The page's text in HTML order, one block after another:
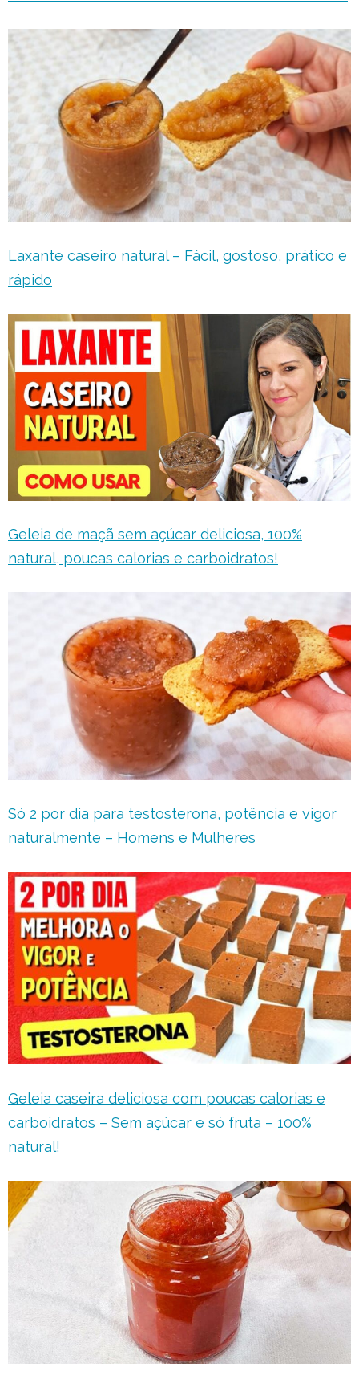
Laxante caseiro natural – Fácil, gostoso, prático e
rápido
Geleia de maçã sem açúcar deliciosa, 100%
natural, poucas calorias e carboidratos!
Só 2 por dia para testosterona, potência e vigor
naturalmente – Homens e Mulheres
Geleia caseira deliciosa com poucas calorias e
carboidratos – Sem açúcar e só fruta – 100%
natural!